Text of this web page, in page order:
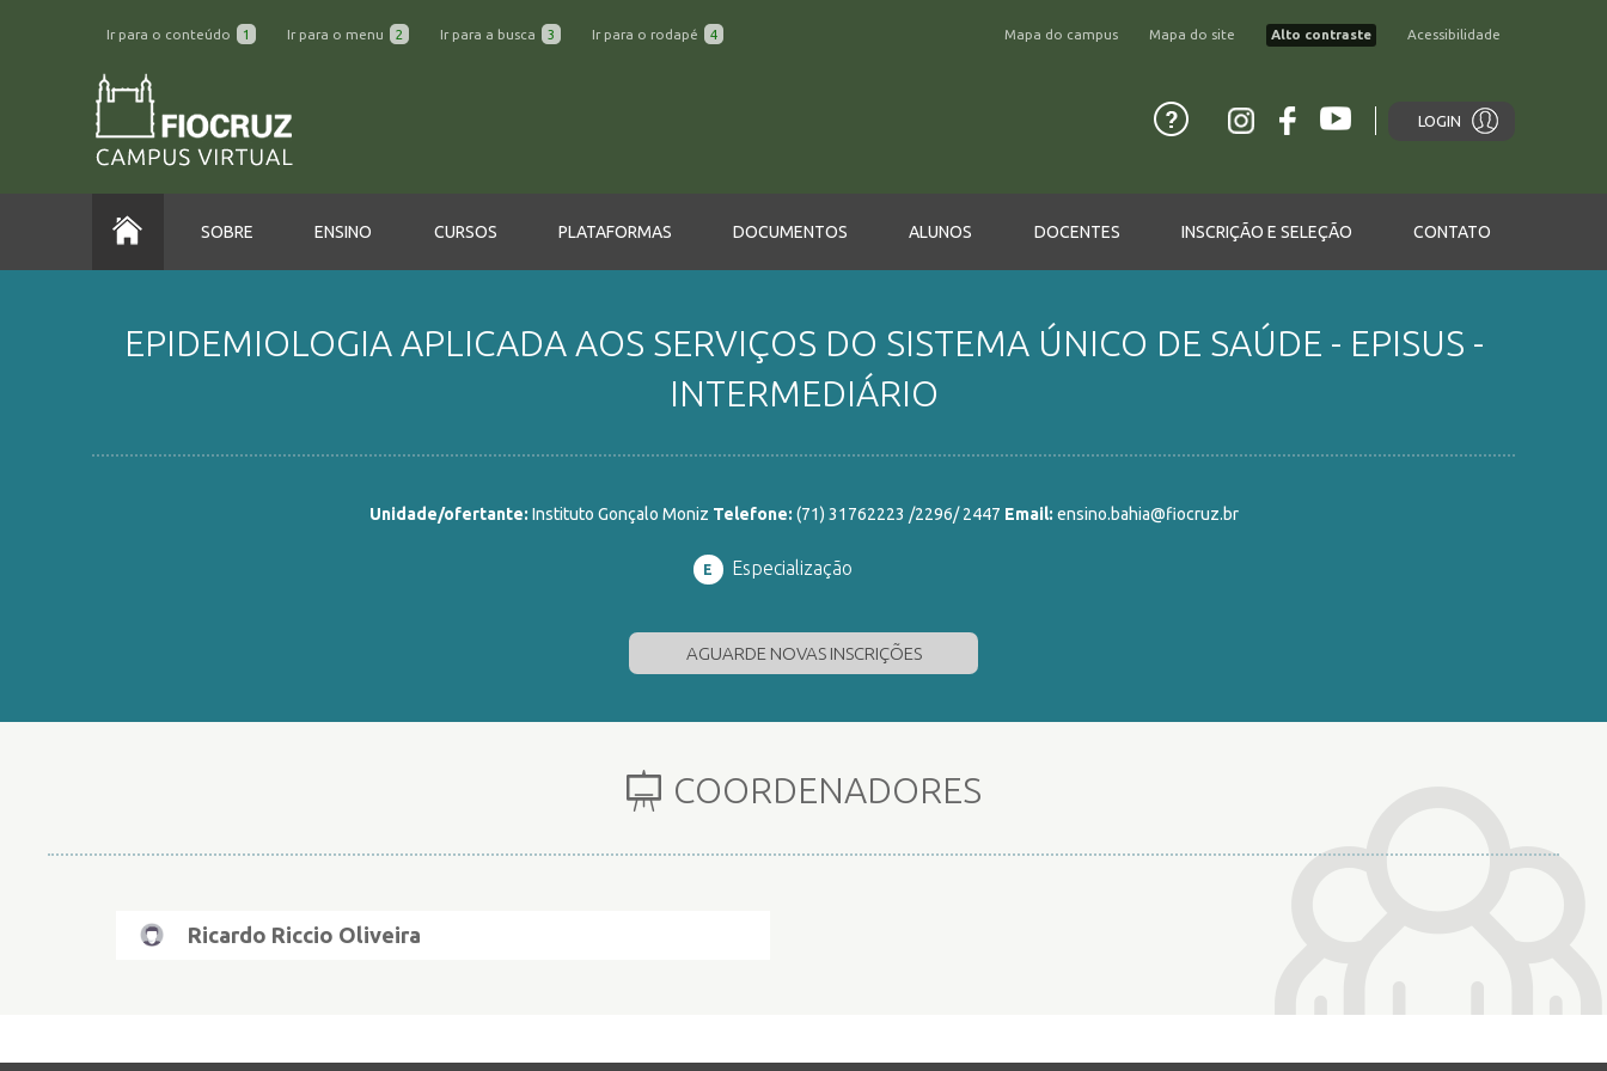
Ir para o conteúdo 1 Ir para o menu 2 Ir para a busca 3 Ir para o rodapé 4 Mapa do campus Mapa do site Alto contraste Acessibilidade
LOGIN
SOBRE ENSINO CURSOS PLATAFORMAS DOCUMENTOS ALUNOS DOCENTES INSCRIÇÃO E SELEÇÃO CONTATO
EPIDEMIOLOGIA APLICADA AOS SERVIÇOS DO SISTEMA ÚNICO DE SAÚDE - EPISUS -
INTERMEDIÁRIO
Unidade/ofertante: Instituto Gonçalo Moniz Telefone: (71) 31762223 /2296/ 2447 Email: ensino.bahia@fiocruz.br
E Especialização
AGUARDE NOVAS INSCRIÇÕES
COORDENADORES
Ricardo Riccio Oliveira